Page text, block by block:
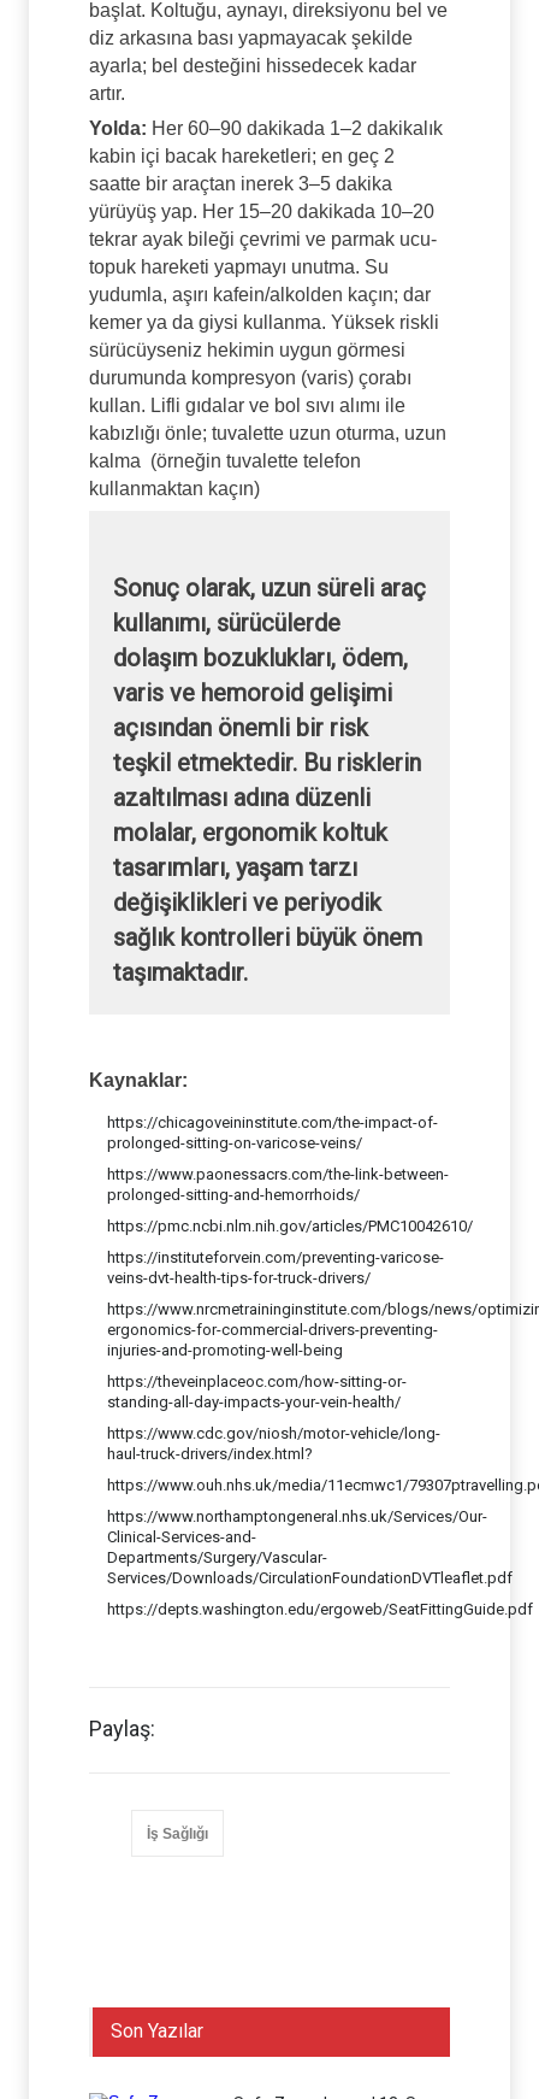
başlat. Koltuğu, aynayı, direksiyonu bel ve
diz arkasına bası yapmayacak şekilde
ayarla; bel desteğini hissedecek kadar
artır.
Yolda: Her 60–90 dakikada 1–2 dakikalık
kabin içi bacak hareketleri; en geç 2
saatte bir araçtan inerek 3–5 dakika
yürüyüş yap. Her 15–20 dakikada 10–20
tekrar ayak bileği çevrimi ve parmak ucu-
topuk hareketi yapmayı unutma. Su
yudumla, aşırı kafein/alkolden kaçın; dar
kemer ya da giysi kullanma. Yüksek riskli
sürücüyseniz hekimin uygun görmesi
durumunda kompresyon (varis) çorabı
kullan. Lifli gıdalar ve bol sıvı alımı ile
kabızlığı önle; tuvalette uzun oturma, uzun
kalma (örneğin tuvalette telefon
kullanmaktan kaçın)
Sonuç olarak, uzun süreli araç
kullanımı, sürücülerde
dolaşım bozuklukları, ödem,
varis ve hemoroid gelişimi
açısından önemli bir risk
teşkil etmektedir. Bu risklerin
azaltılması adına düzenli
molalar, ergonomik koltuk
tasarımları, yaşam tarzı
değişiklikleri ve periyodik
sağlık kontrolleri büyük önem
taşımaktadır.
Kaynaklar:
https://chicagoveininstitute.com/the-impact-of-
prolonged-sitting-on-varicose-veins/
https://www.paonessacrs.com/the-link-between-
prolonged-sitting-and-hemorrhoids/
https://pmc.ncbi.nlm.nih.gov/articles/PMC10042610/
https://instituteforvein.com/preventing-varicose-
veins-dvt-health-tips-for-truck-drivers/
https://www.nrcmetraininginstitute.com/blogs/news/
ergonomics-for-commercial-drivers-preventing-
injuries-and-promoting-well-being
https://theveinplaceoc.com/how-sitting-or-
standing-all-day-impacts-your-vein-health/
https://www.cdc.gov/niosh/motor-vehicle/long-
haul-truck-drivers/index.html?
https://www.ouh.nhs.uk/media/11ecmwc1/
https://www.northamptongeneral.nhs.uk/Services/Our-
Clinical-Services-and-
Departments/Surgery/Vascular-
Services/Downloads/CirculationFoundationDVTleaflet.pdf
https://depts.washington.edu/ergoweb/SeatFittingGuide.pdf
Paylaş:
İş Sağlığı
Son Yazılar